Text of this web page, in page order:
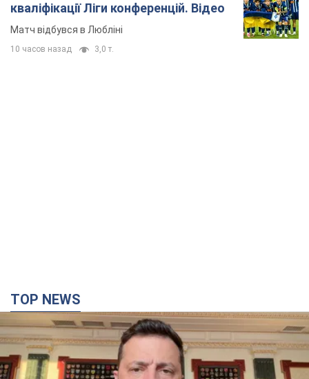
кваліфікації Ліги конференцій. Відео
Матч відбувся в Любліні
10 часов назад 3,0 т.
TOP NEWS